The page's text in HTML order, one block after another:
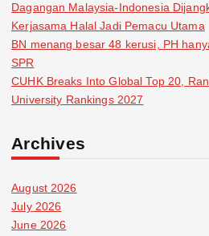
Dagangan Malaysia-Indonesia
Kerjasama Halal Jadi Pemacu Utama
BN menang besar 48 kerusi, PH
SPR
CUHK Breaks Into Global Top 20,
University Rankings 2027
Archives
August 2026
July 2026
June 2026